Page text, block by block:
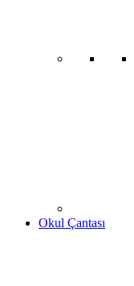
Okul Çantası